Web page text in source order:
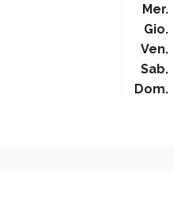
Mer.
Gio.
Ven.
Sab.
Dom.